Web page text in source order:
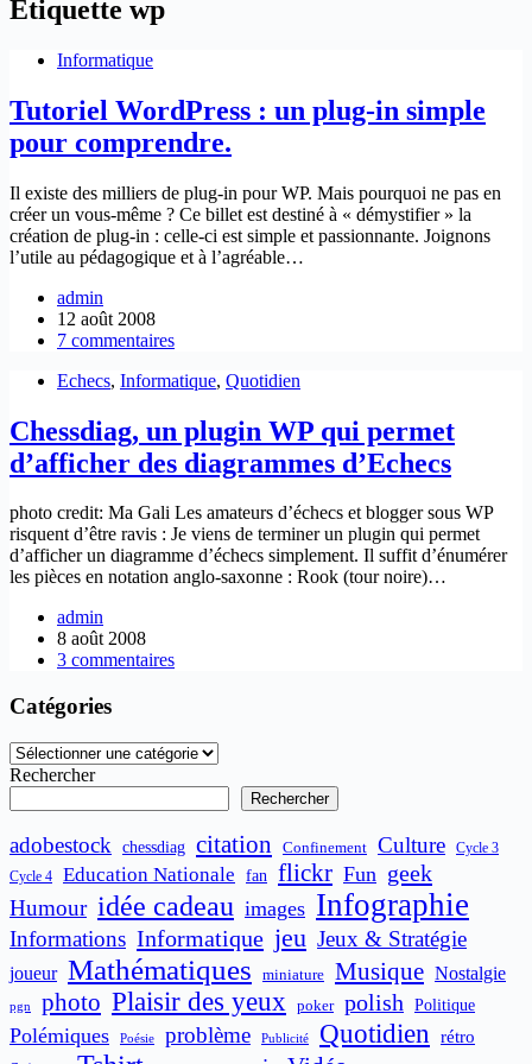
Étiquette wp
Informatique
Tutoriel WordPress : un plug-in simple
pour comprendre.
Il existe des milliers de plug-in pour WP. Mais pourquoi ne pas en
créer un vous-même ? Ce billet est destiné à « démystifier » la
création de plug-in : celle-ci est simple et passionnante. Joignons
l’utile au pédagogique et à l’agréable…
admin
12 août 2008
7 commentaires
Echecs, Informatique, Quotidien
Chessdiag, un plugin WP qui permet
d’afficher des diagrammes d’Echecs
photo credit: Ma Gali Les amateurs d’échecs et blogger sous WP
risquent d’être ravis : Je viens de terminer un plugin qui permet
d’afficher un diagramme d’échecs simplement. Il suffit d’énumérer
les pièces en notation anglo-saxonne : Rook (tour noire)…
admin
8 août 2008
3 commentaires
Catégories
Catégories
Rechercher
Rechercher
adobestock chessdiag citation Confinement Culture Cycle 3
Cycle 4 Education Nationale fan flickr Fun geek
Humour idée cadeau images Infographie
Informations Informatique jeu Jeux & Stratégie
joueur Mathématiques miniature Musique Nostalgie
pgn photo Plaisir des yeux poker polish Politique
Polémiques Poésie problème Publicité Quotidien
rétro